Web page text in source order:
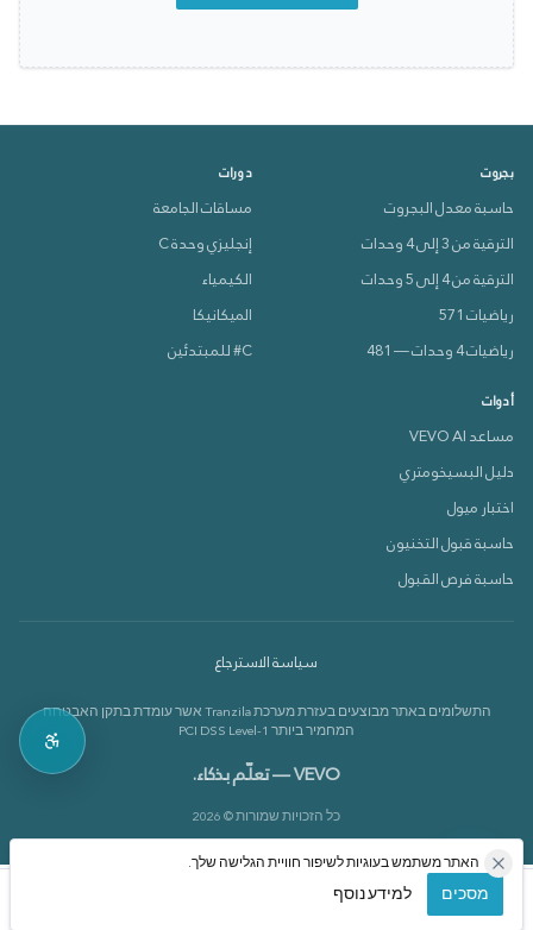
האתר משתמש בעוגיות לשיפור חוויית הגלישה שלך.
מסכים למידע נוסף
بجروت
حاسبة معدل البجروت
الترقية من 3 إلى 4 وحدات
الترقية من 4 إلى 5 وحدات
رياضيات 571
رياضيات 4 وحدات — 481
دورات
مساقات الجامعة
إنجليزي وحدة C
الكيمياء
الميكانيكا
C# للمبتدئين
أدوات
مساعد VEVO AI
دليل البسيخومتري
اختبار ميول
حاسبة قبول التخنيون
حاسبة فرص القبول
سياسة الاسترجاع
התשלומים באתר מבוצעים בעזרת מערכת Tranzila אשר עומדת בתקן האבטחה
המחמיר ביותר PCI DSS Level-1
VEVO — تعلّم بذكاء.
כל הזכויות שמורות © 2026
متصل الآن 🟢
بدي أعرف عن القاموس 📘
الرئيسية